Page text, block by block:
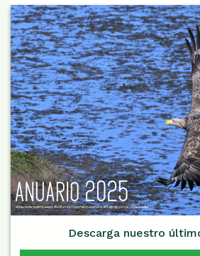
Descarga nuestro